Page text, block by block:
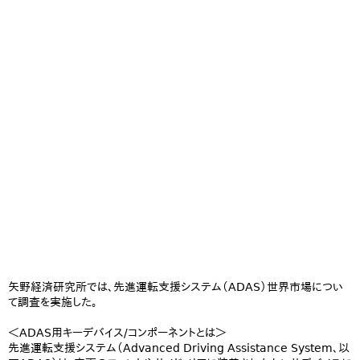
矢野経済研究所では、先進運転支援システム（ADAS）世界市場につい
て調査を実施した。
＜ADAS用キーデバイス/コンポーネントとは＞
先進運転支援システム（Advanced Driving Assistance System、以